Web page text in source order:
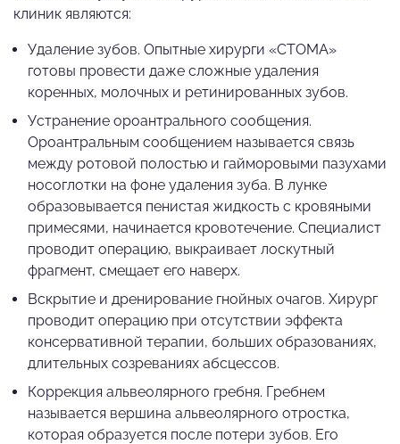
клиник являются:
Удаление зубов. Опытные хирурги «СТОМА»
готовы провести даже сложные удаления
коренных, молочных и ретинированных зубов.
Устранение ороантрального сообщения.
Ороантральным сообщением называется связь
между ротовой полостью и гайморовыми пазухами
носоглотки на фоне удаления зуба. В лунке
образовывается пенистая жидкость с кровяными
примесями, начинается кровотечение. Специалист
проводит операцию, выкраивает лоскутный
фрагмент, смещает его наверх.
Вскрытие и дренирование гнойных очагов. Хирург
проводит операцию при отсутствии эффекта
консервативной терапии, больших образованиях,
длительных созреваниях абсцессов.
Коррекция альвеолярного гребня. Гребнем
называется вершина альвеолярного отростка,
которая образуется после потери зубов. Его